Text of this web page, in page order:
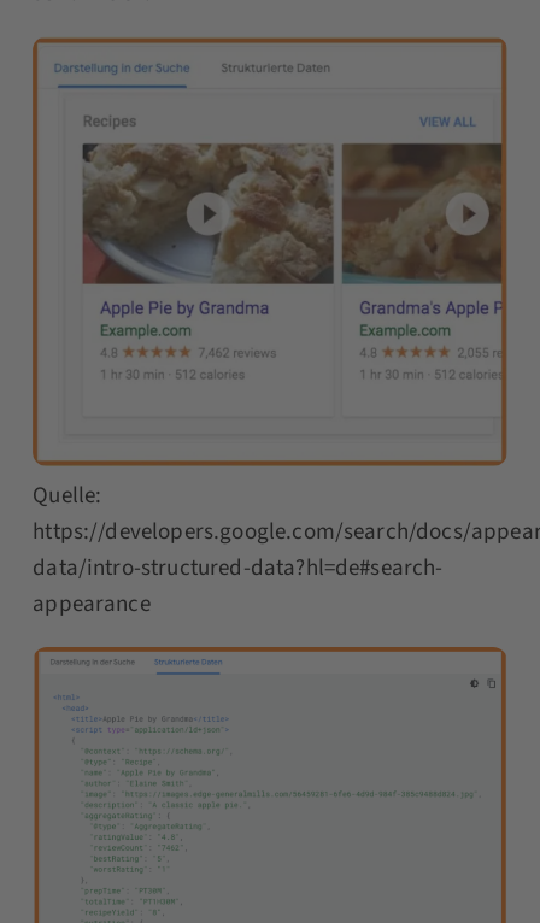
Quelle:
https://developers.google.com/search/docs/
data/intro-structured-data?hl=de#search-
appearance